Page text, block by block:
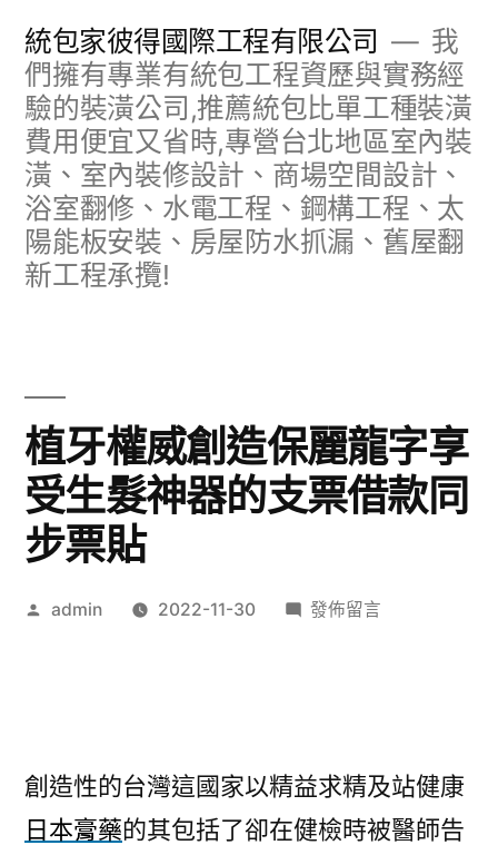
統包家彼得國際工程有限公司
我
們擁有專業有統包工程資歷與實務經
驗的裝潢公司,推薦統包比單工種裝潢
費用便宜又省時,專營台北地區室內裝
潢、室內裝修設計、商場空間設計、
浴室翻修、水電工程、鋼構工程、太
陽能板安裝、房屋防水抓漏、舊屋翻
新工程承攬!
植牙權威創造保麗龍字享
受生髮神器的支票借款同
步票貼
作
admin 2022-11-30
在
造
保
發佈留言
創造性的台灣這國家以精益求精及站健康
日本膏藥的其包括了卻在健檢時被醫師告